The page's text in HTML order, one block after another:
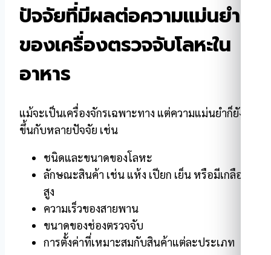
ปัจจัยที่มีผลต่อความแม่นยำ
ของเครื่องตรวจจับโลหะใน
อาหาร
แม้จะเป็นเครื่องจักรเฉพาะทาง แต่ความแม่นยำก็ยัง
ขึ้นกับหลายปัจจัย เช่น
ชนิดและขนาดของโลหะ
ลักษณะสินค้า เช่น แห้ง เปียก เย็น หรือมีเกลือ
สูง
ความเร็วของสายพาน
ขนาดของช่องตรวจจับ
การตั้งค่าที่เหมาะสมกับสินค้าแต่ละประเภท